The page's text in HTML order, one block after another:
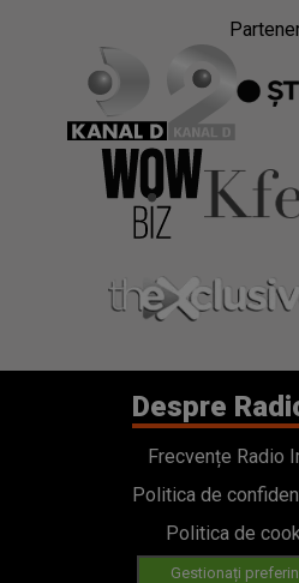
Despre
Frecvențe Radio
Politica de
Politica de
Gestionați